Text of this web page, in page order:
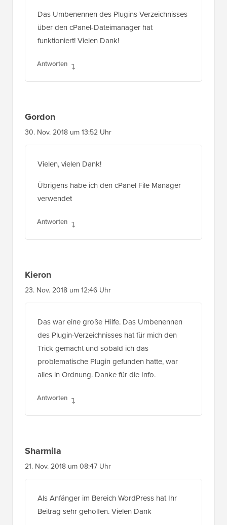
Das Umbenennen des Plugins-Verzeichnisses
über den cPanel-Dateimanager hat
funktioniert! Vielen Dank!
Antworten
Gordon
30. Nov. 2018 um 13:52 Uhr
Vielen, vielen Dank!
Übrigens habe ich den cPanel File Manager
verwendet
Antworten
Kieron
23. Nov. 2018 um 12:46 Uhr
Das war eine große Hilfe. Das Umbenennen
des Plugin-Verzeichnisses hat für mich den
Trick gemacht und sobald ich das
problematische Plugin gefunden hatte, war
alles in Ordnung. Danke für die Info.
Antworten
Sharmila
21. Nov. 2018 um 08:47 Uhr
Als Anfänger im Bereich WordPress hat Ihr
Beitrag sehr geholfen. Vielen Dank